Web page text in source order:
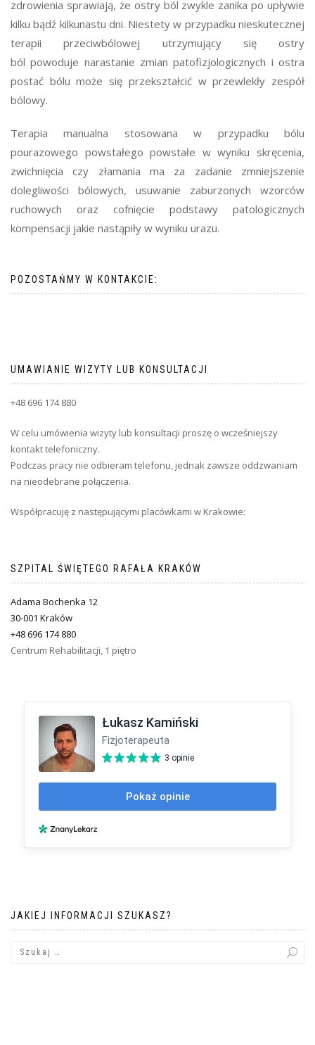
zdrowienia sprawiają, że ostry ból zwykle zanika po upływie
kilku bądź kilkunastu dni. Niestety w przypadku nieskutecznej
terapii przeciwbólowej utrzymujący się ostry
ból powoduje narastanie zmian patofizjologicznych i ostra
postać bólu może się przekształcić w przewlekły zespół
bólowy.
Terapia manualna stosowana w przypadku bólu
pourazowego powstałego powstałe w wyniku skręcenia,
zwichnięcia czy złamania ma za zadanie zmniejszenie
dolegliwości bólowych, usuwanie zaburzonych wzorców
ruchowych oraz cofnięcie podstawy patologicznych
kompensacji jakie nastąpiły w wyniku urazu.
POZOSTAŃMY W KONTAKCIE:
UMAWIANIE WIZYTY LUB KONSULTACJI
+48 696 174 880
W celu umówienia wizyty lub konsultacji proszę o wcześniejszy
kontakt telefoniczny.
Podczas pracy nie odbieram telefonu, jednak zawsze oddzwaniam
na nieodebrane połączenia.
Współpracuję z następującymi placówkami w Krakowie:
SZPITAL ŚWIĘTEGO RAFAŁA KRAKÓW
Adama Bochenka 12
30-001 Kraków
+48 696 174 880
Centrum Rehabilitacji, 1 piętro
JAKIEJ INFORMACJI SZUKASZ?